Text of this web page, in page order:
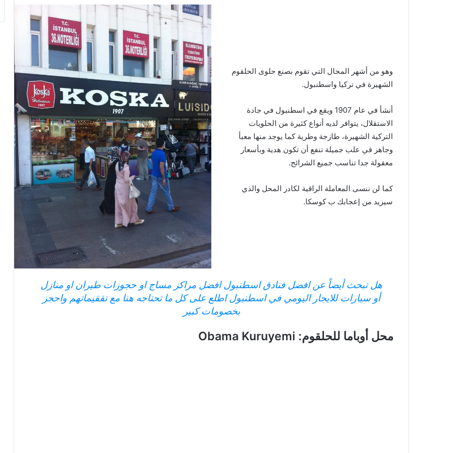
وهو من أشهر المحال التي تقوم بصنع حلوى الحلقوم
الشهيرة في تركيا واسطنبول.
أنشأ في عام 1907 ويقع في اسطنبول في جادة
الاستقلال، يتوافر لديه أنواع كثيرة من الحلويات
التركية الشهيرة، طازجة وطرية كما يوجد منها معبأ
وجاهز في علب جميلة تنفع أن تكون هدية وبأسعار
معقولة جدا تناسب جميع الشرائح.
كما لن ننسى المعاملة الراقية لكادر المحل والذي
سيزيد من إعجابك ب كوسكا.
هل تبحث أيضاً عن افضل فنادق اسطنبول افضل مراكز مساج او حجوزات طيران او منازل
أو سيارات للايجار اليومي في اسطنبول اطلع على كل ما تحتاجه هنا مع تققيماتهم واحجز
بخصومات كبير
محل أوباما للحلقوم: Obama Kuruyemi